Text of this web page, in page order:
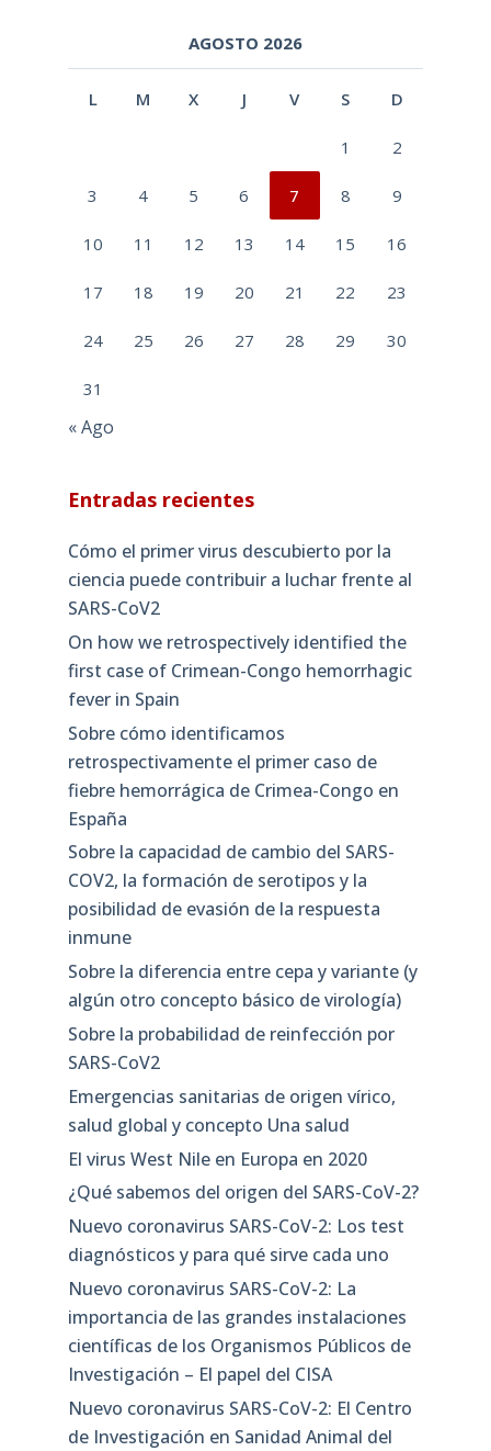
AGOSTO 2026
L M X J V S D
1 2
3 4 5 6 7 8 9
10 11 12 13 14 15 16
17 18 19 20 21 22 23
24 25 26 27 28 29 30
31
« Ago
Entradas recientes
Cómo el primer virus descubierto por la
ciencia puede contribuir a luchar frente al
SARS-CoV2
On how we retrospectively identified the
first case of Crimean-Congo hemorrhagic
fever in Spain
Sobre cómo identificamos
retrospectivamente el primer caso de
fiebre hemorrágica de Crimea-Congo en
España
Sobre la capacidad de cambio del SARS-
COV2, la formación de serotipos y la
posibilidad de evasión de la respuesta
inmune
Sobre la diferencia entre cepa y variante (y
algún otro concepto básico de virología)
Sobre la probabilidad de reinfección por
SARS-CoV2
Emergencias sanitarias de origen vírico,
salud global y concepto Una salud
El virus West Nile en Europa en 2020
¿Qué sabemos del origen del SARS-CoV-2?
Nuevo coronavirus SARS-CoV-2: Los test
diagnósticos y para qué sirve cada uno
Nuevo coronavirus SARS-CoV-2: La
importancia de las grandes instalaciones
científicas de los Organismos Públicos de
Investigación – El papel del CISA
Nuevo coronavirus SARS-CoV-2: El Centro
de Investigación en Sanidad Animal del